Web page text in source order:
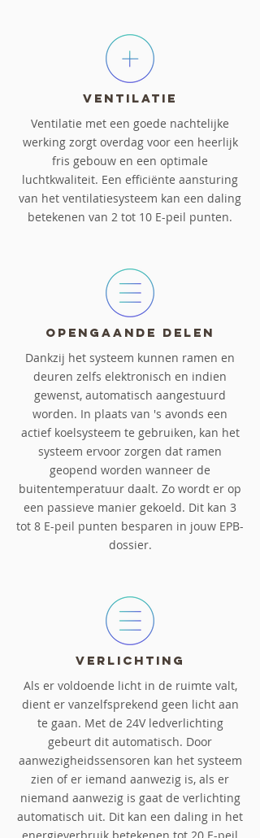
Ventilatie
Ventilatie met een goede nachtelijke
werking zorgt overdag voor een heerlijk
fris gebouw en een optimale
luchtkwaliteit. Een efficiënte aansturing
van het ventilatiesysteem kan een daling
betekenen van 2 tot 10 E-peil punten.
Opengaande delen
Dankzij het systeem kunnen ramen en
deuren zelfs elektronisch en indien
gewenst, automatisch aangestuurd
worden. In plaats van 's avonds een
actief koelsysteem te gebruiken, kan het
systeem ervoor zorgen dat ramen
geopend worden wanneer de
buitentemperatuur daalt. Zo wordt er op
een passieve manier gekoeld. Dit kan 3
tot 8 E-peil punten besparen in jouw EPB-
dossier.
Verlichting
Als er voldoende licht in de ruimte valt,
dient er vanzelfsprekend geen licht aan
te gaan. Met de 24V ledverlichting
gebeurt dit automatisch. Door
aanwezigheidssensoren kan het systeem
zien of er iemand aanwezig is, als er
niemand aanwezig is gaat de verlichting
automatisch uit. Dit kan een daling in het